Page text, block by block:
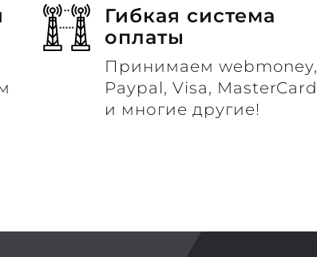
Гибкая система
оплаты
Принимаем webmoney,
Paypal, Visa, MasterCard
и многие другие!